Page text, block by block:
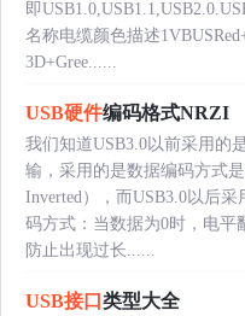
即
名称电缆颜色描述
3D+Gree......
USB硬件编码格式NRZI
我们知道USB3.0以前采用的
输，采用的是数据编码方式
Inverted），而USB3.0以后
码方式：当数据为0时，电平
防止出现过长......
USB接口 类型大全